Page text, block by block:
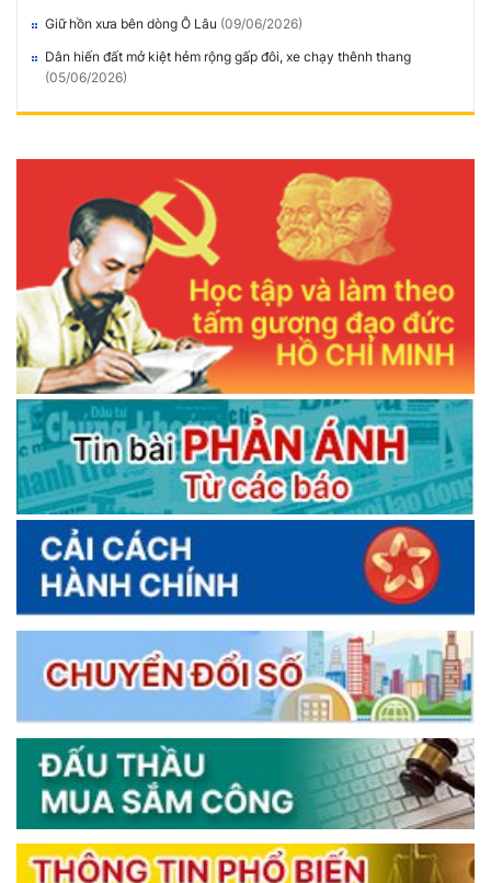
Giữ hồn xưa bên dòng Ô Lâu (09/06/2026)
Dân hiến đất mở kiệt hẻm rộng gấp đôi, xe chạy thênh thang
(05/06/2026)